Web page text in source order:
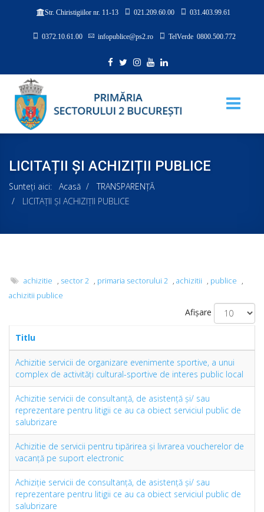
Str. Chiristigiilor nr. 11-13 021.209.60.00 031.403.99.61
0372.10.61.00 infopublice@ps2.ro TelVerde 0800.500.772
LICITAȚII ȘI ACHIZIȚII PUBLICE
Sunteți aici: Acasă
TRANSPARENȚĂ
LICITAȚII ȘI ACHIZIȚII PUBLICE
achizitie , sector 2 , primaria sectorului 2 , achizitii , publice ,
achizitii publice
Afișare
Titlu
Achizitie servicii de organizare evenimente sportive, a unui
complex de activități cultural-sportive de interes public local
Achizitie servicii de consultanţă, de asistenţă şi/ sau
reprezentare pentru litigii ce au ca obiect serviciul public de
salubrizare
Achizitie de servicii pentru tipărirea și livrarea voucherelor de
vacanță pe suport electronic
Achiziţie servicii de consultanţă, de asistenţă şi/ sau
reprezentare pentru litigii ce au ca obiect serviciul public de
salubrizare